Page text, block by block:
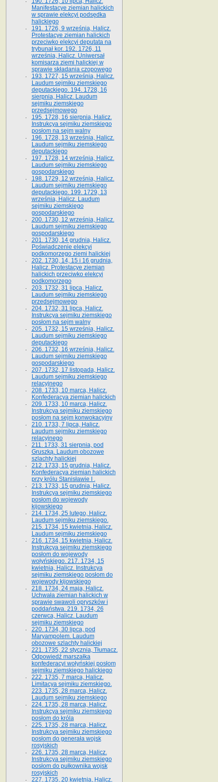
Manifestacye ziemian halickich
w sprawie elekcyi podsędka
halickiego
191. 1726, 9 września, Halicz.
Protestacye ziemian halickich
przeciwko elekcyi deputata na
trybunał kor. 192. 1726, 11
września, Halicz. Uniwersał
komisarza ziemi halickiej w
sprawie składania czopowego
193. 1727, 15 września, Halicz.
Laudum sejmiku ziemskiego
deputackiego. 194. 1728, 16
sierpnia, Halicz. Laudum
sejmiku ziemskiego
przedsejmowego
195. 1728, 16 sierpnia, Halicz.
Instrukcya sejmiku ziemskiego
posłom na sejm walny
196. 1728, 13 września, Halicz.
Laudum sejmiku ziemskiego
deputackiego
197. 1728, 14 września, Halicz.
Laudum sejmiku ziemskiego
gospodarskiego
198. 1729, 12 września, Halicz.
Laudum sejmiku ziemskiego
deputackiego. 199. 1729, 13
września, Halicz. Laudum
sejmiku ziemskiego
gospodarskiego
200. 1730, 12 września, Halicz.
Laudum sejmiku ziemskiego
gospodarskiego
201. 1730, 14 grudnia, Halicz.
Poświadczenie elekcyi
podkomorzego ziemi halickiej
202. 1730, 14, 15 i 16 grudnia,
Halicz. Protestacye ziemian
halickich przeciwko elekcyi
podkomorzego
203. 1732, 31 lipca, Halicz.
Laudum sejmiku ziemskiego
przedsejmowego
204. 1732, 31 lipca, Halicz.
Instrukcya sejmiku ziemskiego
posłom na sejm walny
205. 1732, 15 września, Halicz.
Laudum sejmiku ziemskiego
deputackiego
206. 1732, 16 września, Halicz.
Laudum sejmiku ziemskiego
gospodarskiego
207. 1732, 17 listopada, Halicz.
Laudum sejmiku ziemskiego
relacyjnego
208. 1733, 10 marca, Halicz.
Konfederacya ziemian halickich­
209. 1733, 10 marca, Halicz.
Instrukcya sejmiku ziemskiego
posłom na sejm konwokacyjny
210. 1733, 7 lipca, Halicz.
Laudum sejmiku ziemskiego
relacyjnego
211. 1733, 31 sierpnia, pod
Gruszką. Laudum obozowe
szlachty halickiej
212. 1733, 15 grudnia, Halicz.
Konfederacya ziemian halickich
przy królu Stanisławie I .
213. 1733, 15 grudnia, Halicz.
Instrukcya sejmiku ziemskiego
posłom do wojewody
kijowskiego
214. 1734, 25 lutego, Halicz.
Laudum sejmiku ziemskiego.
215. 1734, 15 kwietnia, Halicz.
Laudum sejmiku ziemskiego
216. 1734, 15 kwietnia, Halicz.
Instrukcya sejmiku ziemskiego
posłom do wojewody
wołyńskiego. 217. 1734, 15
kwietnia, Halicz. Instrukcya
sejmiku ziemskiego posłom do
wojewody kijowskiego
218. 1734, 24 maja, Halicz.
Uchwała ziemian halickich w
sprawie swawoli opryszków i
poddaństwa. 219. 1734, 26
czerwca, Halicz. Laudum
sejmiku ziemskiego
220. 1734, 30 lipca, pod
Maryampolem. Laudum
obozowe szlachty halickiej
221. 1735, 22 stycznia, Tłumacz.
Odpowiedź marszałka
konfederacyi wołyńskiej posłom
sejmiku ziemskiego halickiego
222. 1735, 7 marca, Halicz.
Limitacya sejmiku ziemskiego.
223. 1735, 28 marca, Halicz.
Laudum sejmiku ziemskiego
224. 1735, 28 marca, Halicz.
Instrukcya sejmiku ziemskiego
posłom do króla
225. 1735, 28 marca, Halicz.
Instrukcya sejmiku ziemskiego
posłom do generała wojsk
rosyjskich
226. 1735, 28 marca, Halicz.
Instrukcya sejmiku ziemskiego
posłom do pułkownika wojsk
rosyjskich
227. 1735, 20 kwietnia, Halicz.